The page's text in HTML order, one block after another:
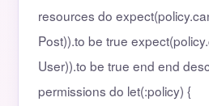
resources do
Post)).to be true
User)).to be true end end
permissions do let(:policy) {